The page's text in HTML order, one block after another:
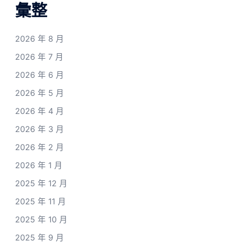
彙整
2026 年 8 月
2026 年 7 月
2026 年 6 月
2026 年 5 月
2026 年 4 月
2026 年 3 月
2026 年 2 月
2026 年 1 月
2025 年 12 月
2025 年 11 月
2025 年 10 月
2025 年 9 月